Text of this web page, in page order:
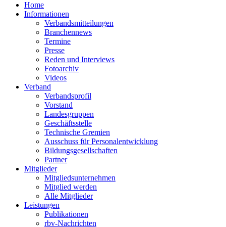
Home
Informationen
Verbandsmitteilungen
Branchennews
Termine
Presse
Reden und Interviews
Fotoarchiv
Videos
Verband
Verbandsprofil
Vorstand
Landesgruppen
Geschäftsstelle
Technische Gremien
Ausschuss für Personalentwicklung
Bildungsgesellschaften
Partner
Mitglieder
Mitgliedsunternehmen
Mitglied werden
Alle Mitglieder
Leistungen
Publikationen
rbv-Nachrichten